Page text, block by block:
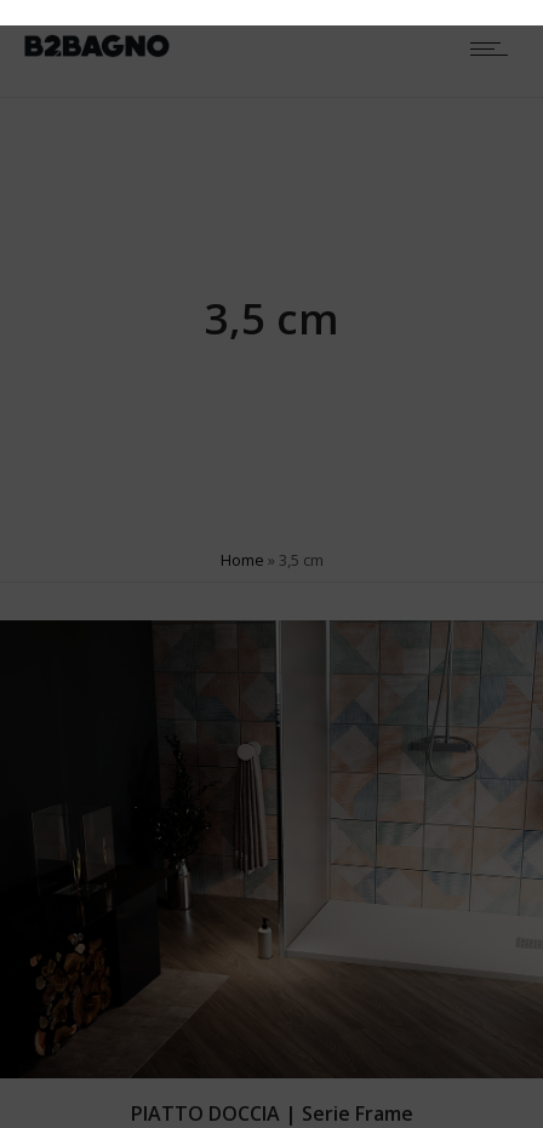
3,5 cm
Home » 3,5 cm
Leggi tutto
PIATTO DOCCIA | Serie Frame
TIPOLOGIA
Piatto doccia senza bordo